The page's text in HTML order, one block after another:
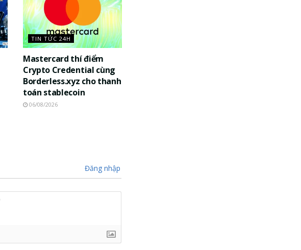
TIN TỨC 24H
Mastercard thí điểm
Crypto Credential cùng
Borderless.xyz cho thanh
toán stablecoin
06/08/2026
Đăng nhập